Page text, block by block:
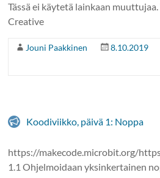
Tässä ei käytetä lainkaan
Creative
Jouni Paakkinen 8.10.2019
Koodiviikko, päivä 1: Noppa
https://makecode.microbit.org/
1.1 Ohjelmoidaan yksinkertainen